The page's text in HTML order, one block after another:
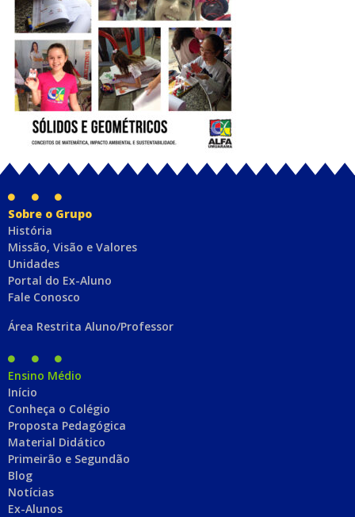
Sobre o Grupo
História
Missão, Visão e Valores
Unidades
Portal do Ex-Aluno
Fale Conosco
Área Restrita Aluno/Professor
Ensino Médio
Início
Conheça o Colégio
Proposta Pedagógica
Material Didático
Primeirão e Segundão
Blog
Notícias
Ex-Alunos